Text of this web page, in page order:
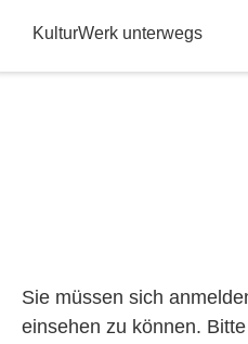
KulturWerk unterwegs
Sie müssen sich
einsehen zu können. Bitte